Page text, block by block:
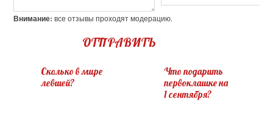
Внимание: все отзывы проходят модерацию.
ОТПРАВИТЬ
Сколько в мире
левшей?
Что подарить
первоклашке на
1 сентября?